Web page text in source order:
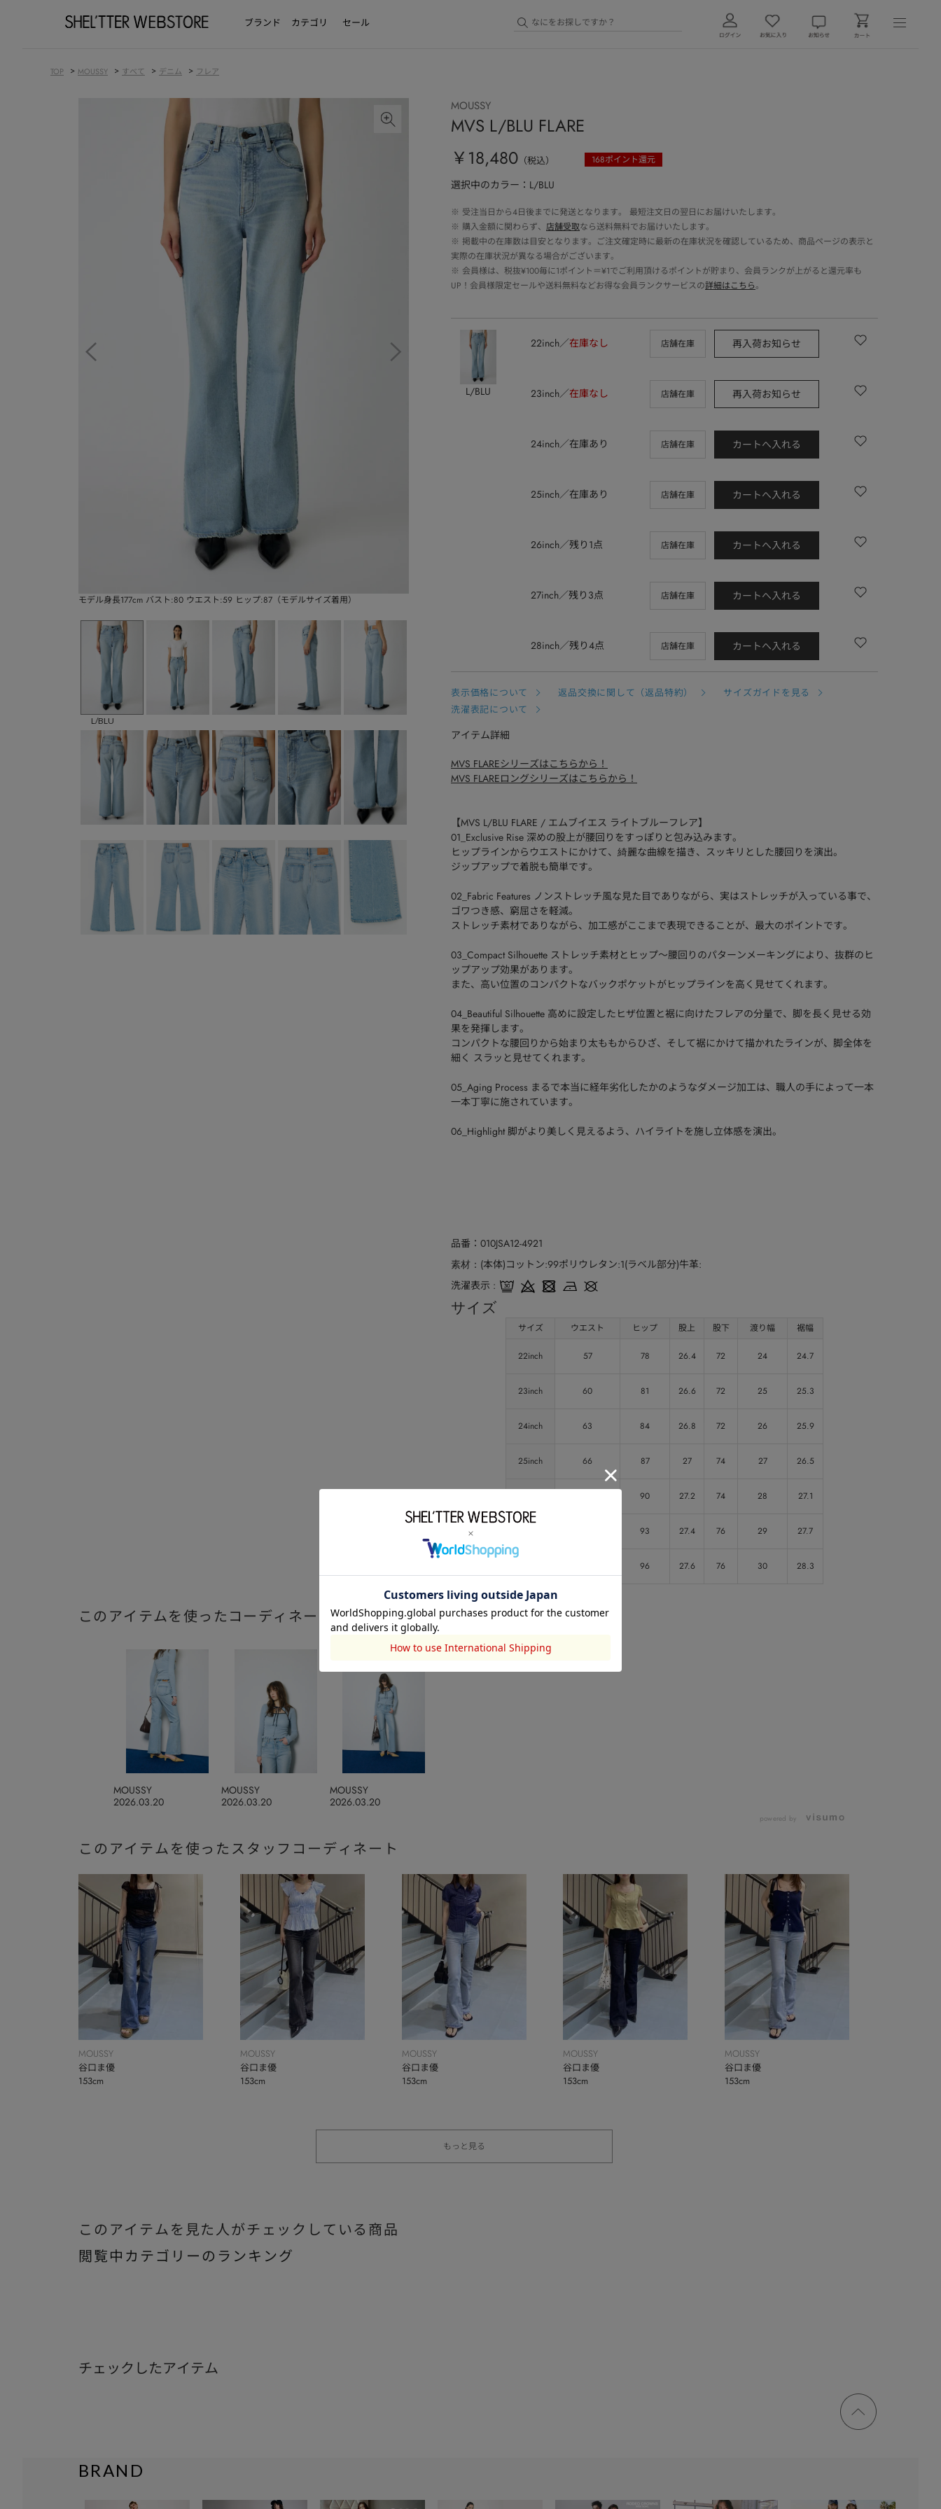
ブランド カテゴリ セール
TOP > MOUSSY > すべて > デニム > フレア
モデル身長177cm バスト:80 ウエスト:59 ヒップ:87（モデルサイズ着用）
L/BLU
MOUSSY
MVS L/BLU FLARE
￥18,480 （税込） 168ポイント還元
選択中のカラー：L/BLU
※ 受注当日から4日後までに発送となります。 最短注文日の翌日にお届けいたします。
※ 購入金額に関わらず、 店舗受取なら送料無料でお届けいたします。
※ 掲載中の在庫数は目安となります。ご注文確定時に最新の在庫状況を確認しているため、商品ページの表示と
実際の在庫状況が異なる場合がございます。
※ 会員様は、税抜¥100毎に1ポイント＝¥1でご利用頂けるポイントが貯まり、会員ランクが上がると還元率も
UP！会員様限定セールや送料無料などお得な会員ランクサービスの詳細はこちら。
L/BLU
22inch 在庫なし 店舗在庫 再入荷お知らせ
23inch 在庫なし 店舗在庫 再入荷お知らせ
24inch 在庫あり 店舗在庫 カートへ入れる
25inch 在庫あり 店舗在庫 カートへ入れる
26inch 残り1点 店舗在庫 カートへ入れる
27inch 残り3点 店舗在庫 カートへ入れる
28inch 残り4点 店舗在庫 カートへ入れる
表示価格について 返品交換に関して（返品特約）
サイズガイドを見る
洗濯表記について
アイテム詳細
MVS FLAREシリーズはこちらから！
MVS FLAREロングシリーズはこちらから！
【MVS L/BLU FLARE / エムブイエス ライトブルーフレア】
01_Exclusive Rise 深めの股上が腰回りをすっぽりと包み込みます。
ヒップラインからウエストにかけて、綺麗な曲線を描き、スッキリとした腰回りを演出。
ジップアップで着脱も簡単です。
02_Fabric Features ノンストレッチ風な見た目でありながら、実はストレッチが入っている事で、
ゴワつき感、窮屈さを軽減。
ストレッチ素材でありながら、加工感がここまで表現できることが、最大のポイントです。
03_Compact Silhouette ストレッチ素材とヒップ～腰回りのパターンメーキングにより、抜群のヒ
ップアップ効果があります。
また、高い位置のコンパクトなバックポケットがヒップラインを高く見せてくれます。
04_Beautiful Silhouette 高めに設定したヒザ位置と裾に向けたフレアの分量で、脚を長く見せる効
果を発揮します。
コンパクトな腰回りから始まり太ももからひざ、そして裾にかけて描かれたラインが、脚全体を
細く スラッと見せてくれます。
05_Aging Process まるで本当に経年劣化したかのようなダメージ加工は、職人の手によって一本
一本丁寧に施されています。
06_Highlight 脚がより美しく見えるよう、ハイライトを施し立体感を演出。
品番 010JSA12-4921
素材
(本体)コットン:99ポリウレタン:1(ラベル部分)牛革:
洗濯表示
サイズ
サイズ ウエスト ヒップ 股上 股下 渡り幅 裾幅
22inch 57 78 26.4 72 24 24.7
23inch 60 81 26.6 72 25 25.3
24inch 63 84 26.8 72 26 25.9
25inch 66 87 27 74 27 26.5
90 27.2 74 28 27.1
93 27.4 76 29 27.7
96 27.6 76 30 28.3
このアイテムを使ったコーディネート
2026.03.20
MOUSSY
2026.03.20
MOUSSY
2026.03.20
MOUSSY
powered by
このアイテムを使ったスタッフコーディネート
MOUSSY
谷口ま優
153cm
MOUSSY
谷口ま優
153cm
MOUSSY
谷口ま優
153cm
MOUSSY
谷口ま優
153cm
MOUSSY
谷口ま優
153cm
もっと見る
このアイテムを見た人がチェックしている商品
閲覧中カテゴリーのランキング
チェックしたアイテム
ページ
トップ
BRAND